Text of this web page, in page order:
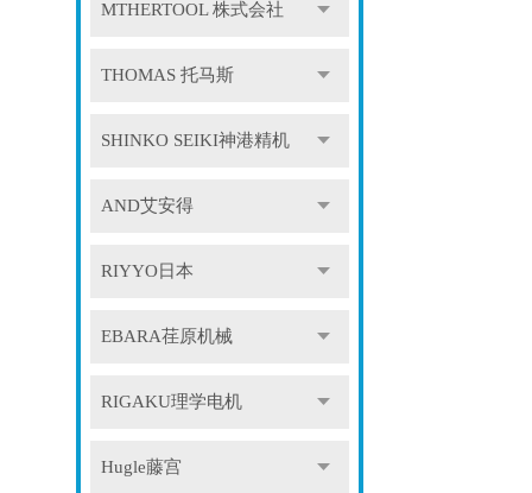
MTHERTOOL 株式会社
THOMAS 托马斯
SHINKO SEIKI神港精机
AND艾安得
RIYYO日本
EBARA荏原机械
RIGAKU理学电机
Hugle藤宫